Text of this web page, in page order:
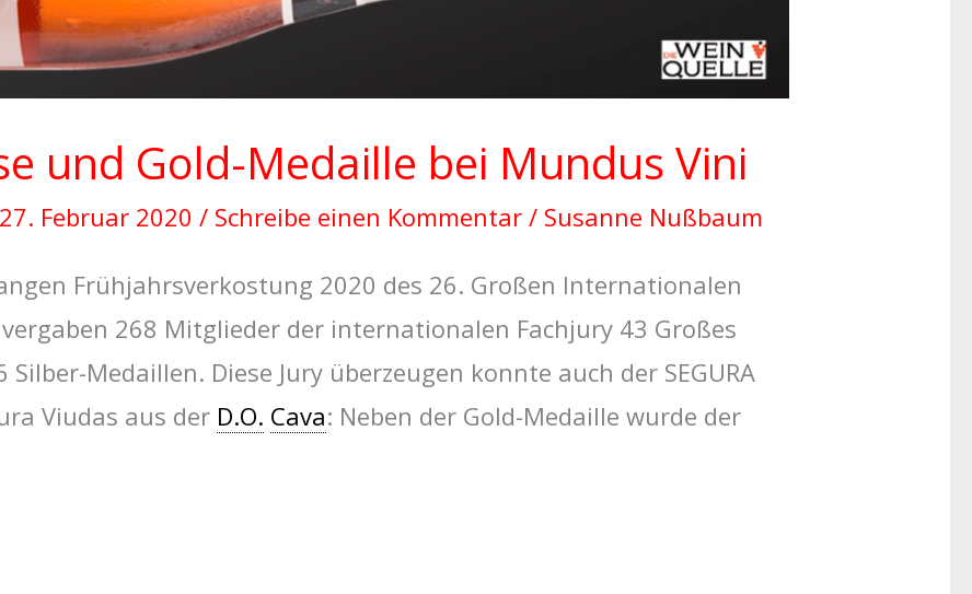
und Gold-Medaille bei Mundus Vini
27. Februar 2020 / Schreibe einen Kommentar / Susanne Nußbaum
Frühjahrsverkostung 2020 des 26. Großen Internationalen
268 Mitglieder der internationalen Fachjury 43 Großes
Medaillen. Diese Jury überzeugen konnte auch der SEGURA
Viudas aus der D.O. Cava: Neben der Gold-Medaille wurde der